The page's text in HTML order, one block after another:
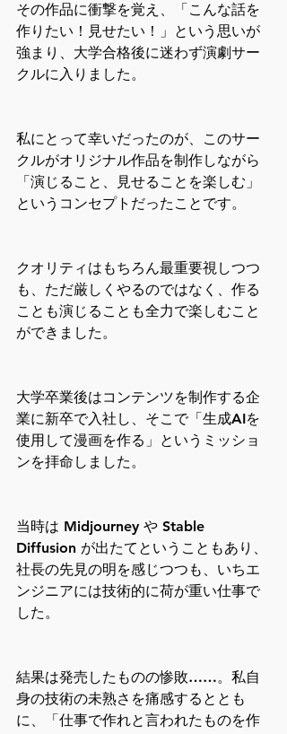
その作品に衝撃を覚え、「こんな話を
作りたい！見せたい！」という思いが
強まり、大学合格後に迷わず演劇サー
クルに入りました。
私にとって幸いだったのが、このサー
クルがオリジナル作品を制作しながら
「演じること、見せることを楽しむ」
というコンセプトだったことです。
クオリティはもちろん最重要視しつつ
も、ただ厳しくやるのではなく、作る
ことも演じることも全力で楽しむこと
ができました。
大学卒業後はコンテンツを制作する企
業に新卒で入社し、そこで「生成AIを
使用して漫画を作る」というミッショ
ンを拝命しました。
当時は Midjourney や Stable
Diffusion が出たてということもあり、
社長の先見の明を感じつつも、いちエ
ンジニアには技術的に荷が重い仕事で
した。
結果は発売したものの惨敗……。私自
身の技術の未熟さを痛感するととも
に、「仕事で作れと言われたものを作